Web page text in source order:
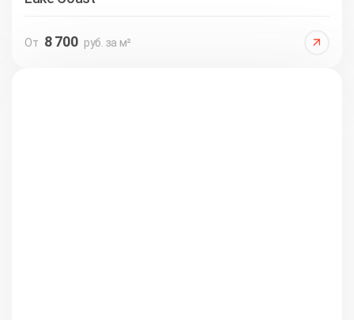
От 8 700 руб. за м²